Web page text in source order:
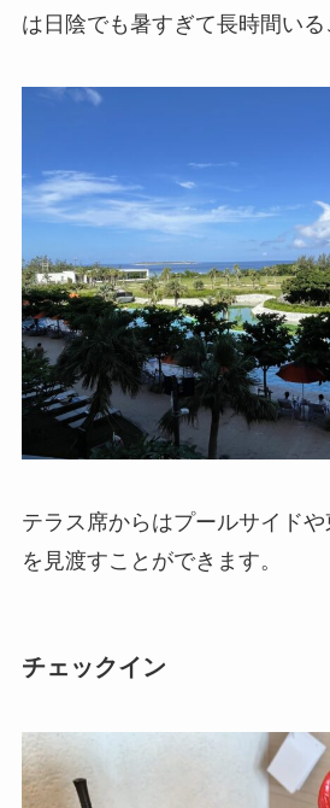
は日陰でも暑すぎて長時間いる
テラス席からはプールサイド
を見渡すことができます。
チェックイン